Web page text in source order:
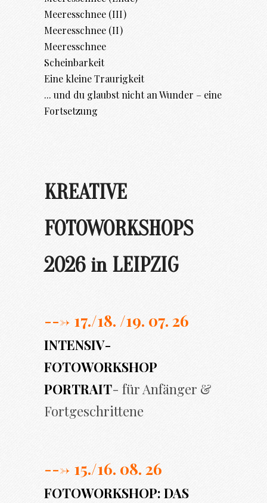
Meeresschnee (III)
Meeresschnee (II)
Meeresschnee
Scheinbarkeit
Eine kleine Traurigkeit
... und du glaubst nicht an Wunder – eine
Fortsetzung
KREATIVE
FOTOWORKSHOPS
2026 in LEIPZIG
---> 17./18. /19. 07. 26
INTENSIV-
FOTOWORKSHOP
PORTRAIT- für Anfänger &
Fortgeschrittene
---> 15./16. 08. 26
FOTOWORKSHOP: DAS